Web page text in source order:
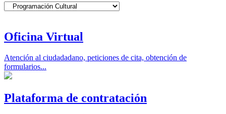
Categorías
Oficina Virtual
Atención al ciudadadano, peticiones de cita, obtención de
formularios...
Plataforma de contratación